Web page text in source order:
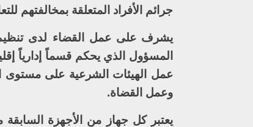
جرائم الأفراد المتعلقة بمخالفتهم
يشرف على عمل القضاء لدى
المسؤول الذي يحكم قسماً إدارياً
عمل الهيئات الشرعية على مستوى
وعمل القضاة.
يعتبر كل جهاز من الأجهزة